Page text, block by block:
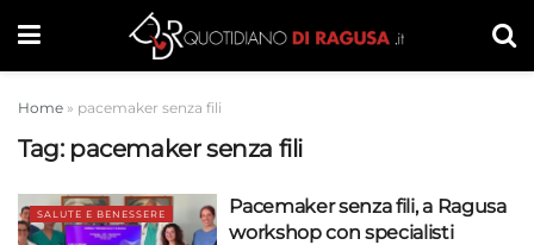
Home » pacemaker senza fili
Tag: pacemaker senza fili
SALUTE E BENESSERE
Pacemaker senza fili, a Ragusa
workshop con specialisti